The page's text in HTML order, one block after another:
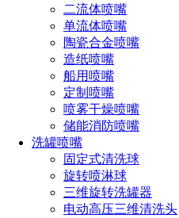
二流体喷嘴
单流体喷嘴
陶瓷合金喷嘴
造纸喷嘴
船用喷嘴
定制喷嘴
喷雾干燥喷嘴
储能消防喷嘴
洗罐喷嘴
固定式清洗球
旋转喷淋球
三维旋转洗罐器
电动高压三维清洗头